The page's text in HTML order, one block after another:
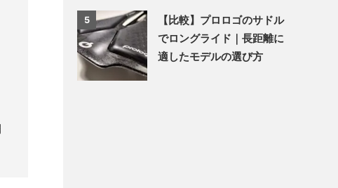
5
【比較】プロロゴのサドル
でロングライド｜長距離に
適したモデルの選び方